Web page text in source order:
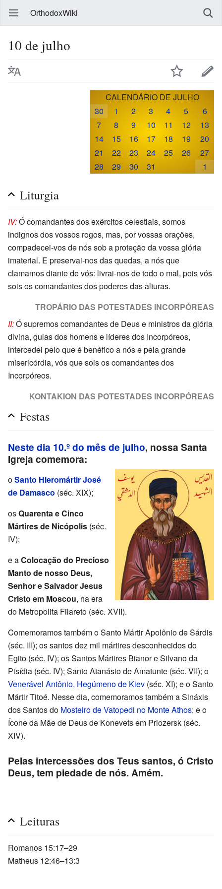
OrthodoxWiki
10 de julho
CALENDÁRIO DE JULHO
30
1 2 3 4 5
6
7
8 9 10 11 12
13
14
15 16 17 18 19
20
21
22 23 24 25 26
27
28
29 30 31 1
Liturgia
IV:Ó comandantes dos exércitos celestiais, somos
indignos dos vossos rogos, mas, por vossas orações,
compadecei-vos de nós sob a proteção da vossa glória
imaterial. E preservai-nos das quedas, a nós que
clamamos diante de vós: livrai-nos de todo o mal, pois vós
sois os comandantes dos poderes das alturas.
TROPÁRIO DAS POTESTADES INCORPÓREAS
II:Ó supremos comandantes de Deus e ministros da glória
divina, guias dos homens e líderes dos Incorpóreos,
intercedei pelo que é benéfico a nós e pela grande
misericórdia, vós que sois os comandantes dos
Incorpóreos.
KONTAKION DAS POTESTADES INCORPÓREAS
Festas
Neste dia 10.º do mês de julho, nossa Santa
Igreja comemora:
oSanto Hieromártir José
de Damasco (séc. XIX);
osQuarenta e Cinco
Mártires de Nicópolis (séc.
IV);
e aColocação do Precioso
Manto de nosso Deus,
Senhor e Salvador Jesus
Cristo em Moscou, na era
do Metropolita Filareto (séc. XVII).
Comemoramos também o Santo Mártir Apolônio de Sárdis
(séc. III); os santos dez mil mártires desconhecidos do
Egito (séc. IV); os Santos Mártires Bianor e Silvano da
Pisídia (séc. IV); Santo Atanásio de Amatunte (séc. VII); o
Venerável Antônio, Hegúmeno de Kiev (séc. XI); e o Santo
Mártir Titoé. Nesse dia, comemoramos também a Sináxis
dos Santos do Mosteiro de Vatopedi no Monte Athos; e o
Ícone da Mãe de Deus de Konevets em Priozersk (séc.
XIV).
Pelas intercessões dos Teus santos, ó Cristo
Deus, tem piedade de nós. Amém.
Leituras
Romanos 15:17–29
Matheus 12:46–13:3